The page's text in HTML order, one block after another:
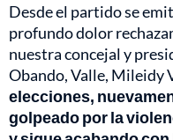
Desde el partido se
profundo dolor
nuestra concejal y
Obando, Valle, Mileidy
elecciones,
golpeado por la